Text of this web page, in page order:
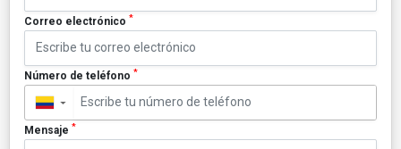
Correo electrónico *
Número de teléfono *
▼
Mensaje *